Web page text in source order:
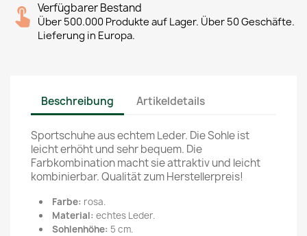
Verfügbarer Bestand
Über 500.000 Produkte auf Lager. Über 50 Geschäfte.
Lieferung in Europa.
Beschreibung Artikeldetails
Sportschuhe aus echtem Leder. Die Sohle ist
leicht erhöht und sehr bequem. Die
Farbkombination macht sie attraktiv und leicht
kombinierbar. Qualität zum Herstellerpreis!
Farbe: rosa.
Material: echtes Leder.
Sohlenhöhe: 5 cm.